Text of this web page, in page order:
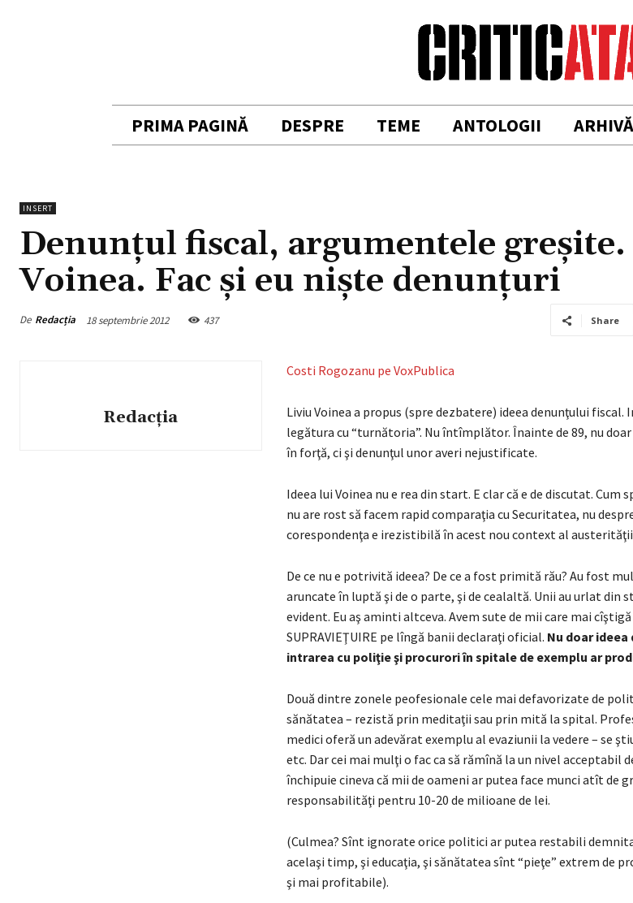
PRIMA PAGINĂ DESPRE TEME ANTOLOGII ARHIVĂ
INSERT
Denunţul fiscal, argumentele
Voinea. Fac şi eu nişte denunţuri
De Redacția 18 septembrie 2012 437 Share
Redacția
Costi Rogozanu pe VoxPublica
Liviu Voinea a propus (spre dezbatere) ideea denunţului
legătura cu “turnătoria”. Nu întîmplător. Înainte de 89, nu
în forţă, ci şi denunţul unor averi nejustificate.
Ideea lui Voinea nu e rea din start. E clar că e de discutat. Cum
nu are rost să facem rapid comparaţia cu Securitatea, nu
corespondenţa e irezistibilă în acest nou context al
De ce nu e potrivită ideea? De ce a fost primită rău? Au fost
aruncate în luptă şi de o parte, şi de cealaltă. Unii au urlat din
evident. Eu aş aminti altceva. Avem sute de mii care mai cîştigă
SUPRAVIEŢUIRE pe lîngă banii declaraţi oficial. Nu doar
intrarea cu poliţie şi procurori în spitale de exemplu ar
Două dintre zonele peofesionale cele mai defavorizate de
sănătatea – rezistă prin meditaţii sau prin mită la spital.
medici oferă un adevărat exemplu al evaziunii la vedere – se
etc. Dar cei mai mulţi o fac ca să rămînă la un nivel acceptabil
închipuie cineva că mii de oameni ar putea face munci atît de
responsabilităţi pentru 10-20 de milioane de lei.
(Culmea? Sînt ignorate orice politici ar putea restabili
acelaşi timp, şi educaţia, şi sănătatea sînt “pieţe” extrem de
şi mai profitabile).